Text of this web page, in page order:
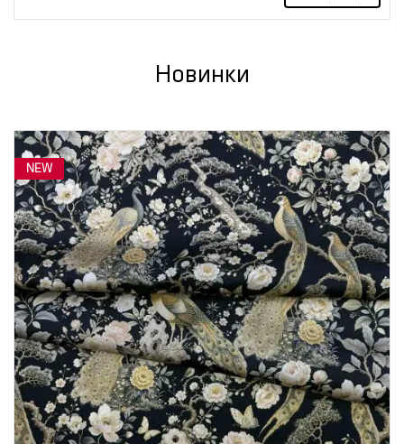
Новинки
NEW